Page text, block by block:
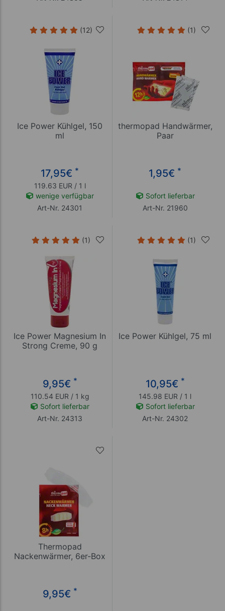
(12)
Ice Power Kühlgel, 150
ml
17,95€ *
119.63 EUR / 1 l
wenige verfügbar
Art-Nr. 24301
(1)
thermopad Handwärmer,
Paar
1,95€ *
Sofort lieferbar
Art-Nr. 21960
(1)
Ice Power Magnesium In
Strong Creme, 90 g
9,95€ *
110.54 EUR / 1 kg
Sofort lieferbar
Art-Nr. 24313
(1)
Ice Power Kühlgel, 75 ml
10,95€ *
145.98 EUR / 1 l
Sofort lieferbar
Art-Nr. 24302
Thermopad
Nackenwärmer, 6er-Box
9,95€ *